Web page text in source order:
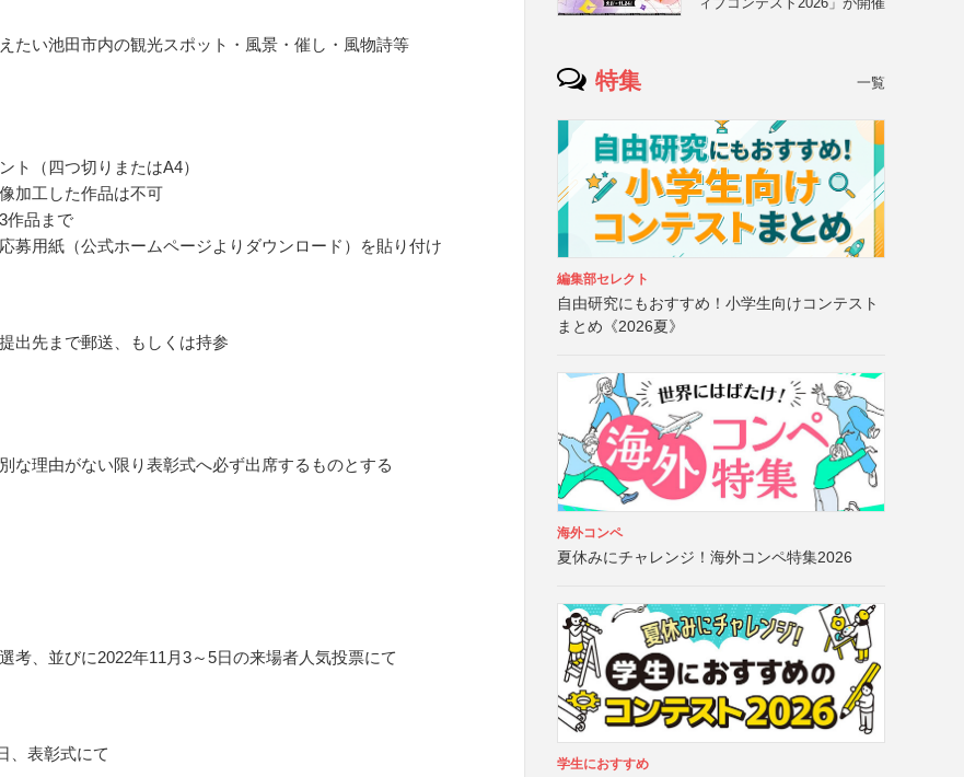
たい池田市内の観光スポット・風景・催し・風物詩等
ト（四つ切りまたはA4）
加工した作品は不可
作品まで
募用紙（公式ホームページよりダウンロード）を貼り付け
出先まで郵送、もしくは持参
な理由がない限り表彰式へ必ず出席するものとする
考、並びに2022年11月3～5日の来場者人気投票にて
、表彰式にて
特集 一覧
編集部セレクト
自由研究にもおすすめ！小学生向けコンテスト
まとめ《2026夏》
海外コンペ
夏休みにチャレンジ！海外コンペ特集2026
学生におすすめ